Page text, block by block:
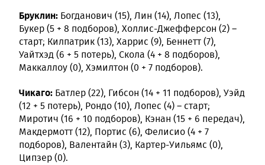
Бруклин: Богданович (15), Лин (14), Лопес (13),
Букер (5 + 8 подборов), Холлис-Джефферсон (2) –
старт; Килпатрик (13), Харрис (9), Беннетт (7),
Уайтхэд (6 + 5 потерь), Скола (4 + 8 подборов),
Маккаллоу (0), Хэмилтон (0 + 7 подборов).
Чикаго: Батлер (22), Гибсон (14 + 11 подборов), Уэйд
(12 + 5 потерь), Рондо (10), Лопес (4) – старт;
Миротич (16 + 10 подборов), Кэнан (15 + 6 передач),
Макдермотт (12), Портис (6), Фелисио (4 + 7
подборов), Валентайн (3), Картер-Уильямс (0),
Ципзер (0).